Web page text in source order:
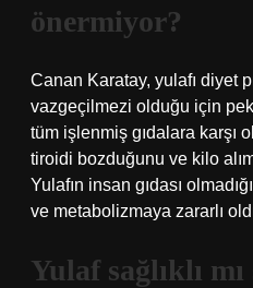
önermiyor?
Canan Karatay, yulafı diyet
vazgeçilmezi olduğu için
tüm işlenmiş gıdalara karşı
tiroidi bozduğunu ve kilo
Yulafın insan gıdası
ve metabolizmaya zararlı
Yulaf sağlıklı mı